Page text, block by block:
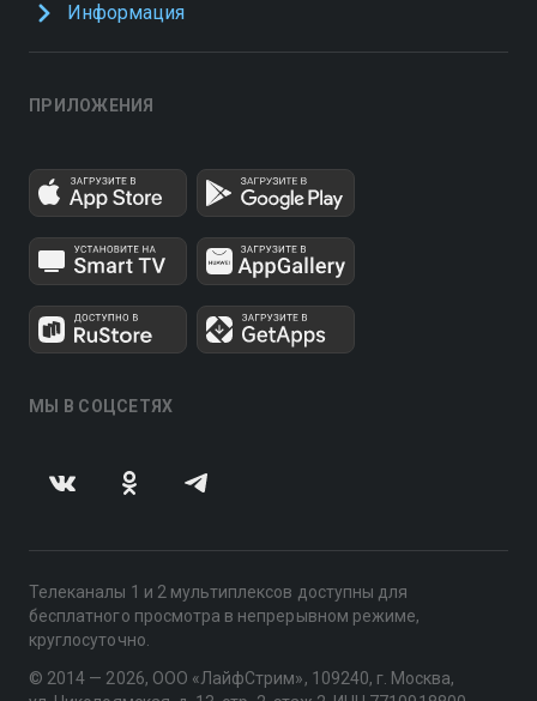
Информация
ПРИЛОЖЕНИЯ
МЫ В СОЦСЕТЯХ
Телеканалы 1 и 2 мультиплексов доступны для
бесплатного просмотра в непрерывном режиме,
круглосуточно.
© 2014 — 2026, ООО «ЛайфСтрим», 109240, г. Москва,